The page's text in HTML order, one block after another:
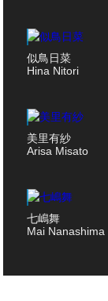
似鳥日菜
Hina Nitori
美里有紗
Arisa Misato
七嶋舞
Mai Nanashima